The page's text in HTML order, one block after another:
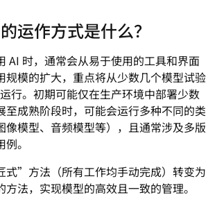
运作方式是什么？
AI 时，通常会从易于使用的工具和界面
规模的扩大，重点将从少数几个模型试验
行。初期可能仅在生产环境中部署少数
至成熟阶段时，可能会运行多种不同的类
像模型、音频模型等），且通常涉及多版
。
”方法（所有工作均手动完成）转变为
法，实现模型的高效且一致的管理。